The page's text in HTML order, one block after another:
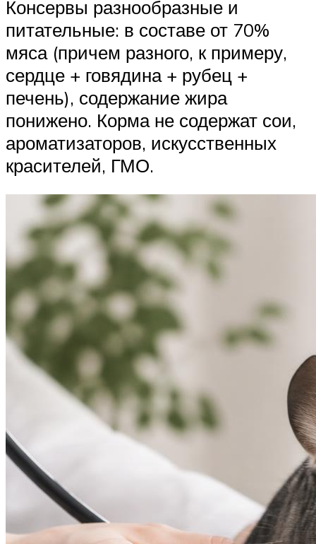
Консервы разнообразные и
питательные: в составе от 70%
мяса (причем разного, к примеру,
сердце + говядина + рубец +
печень), содержание жира
понижено. Корма не содержат сои,
ароматизаторов, искусственных
красителей, ГМО.